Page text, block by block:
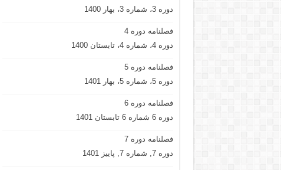
دوره 3، شماره 3، بهار 1400
فصلنامه دوره 4
دوره 4، شماره 4، تابستان 1400
فصلنامه دوره 5
دوره 5، شماره 5، بهار 1401
فصلنامه دوره 6
دوره 6 شماره 6 تابستان 1401
فصلنامه دوره 7
دوره 7, شماره 7, پاییز 1401